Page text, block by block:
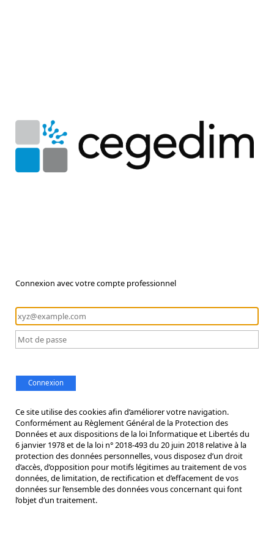
Connexion avec votre compte professionnel
Connexion
Ce site utilise des cookies afin d’améliorer votre navigation.
Conformément au Règlement Général de la Protection des
Données et aux dispositions de la loi Informatique et Libertés du
6 janvier 1978 et de la loi n° 2018-493 du 20 juin 2018 relative à la
protection des données personnelles, vous disposez d’un droit
d’accès, d’opposition pour motifs légitimes au traitement de vos
données, de limitation, de rectification et d’effacement de vos
données sur l’ensemble des données vous concernant qui font
l’objet d’un traitement.